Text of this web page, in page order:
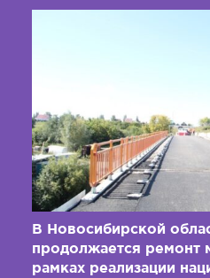
В Новосибирской
продолжается ремонт
рамках реализации